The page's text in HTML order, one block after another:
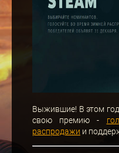
Выжившие! В этом
свою премию -
распродажи и